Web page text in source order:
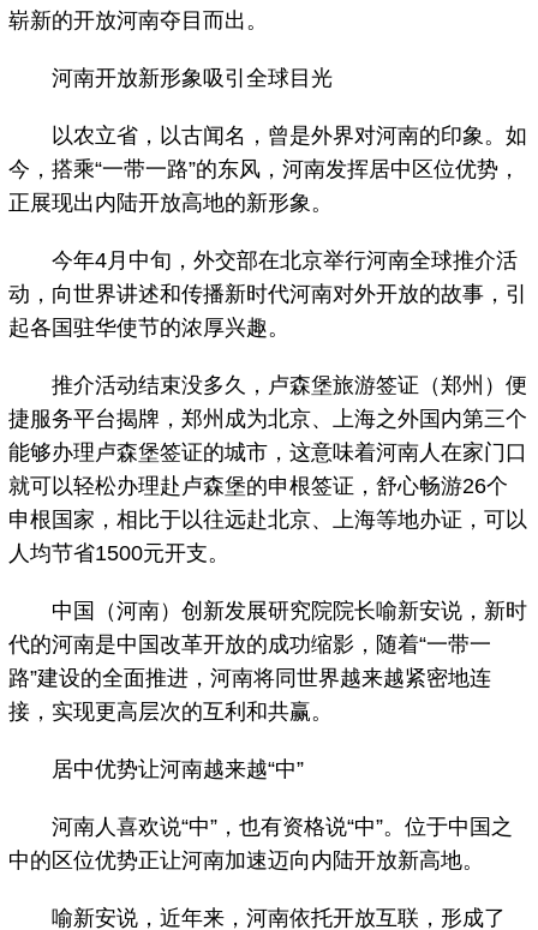
崭新的开放河南夺目而出。
河南开放新形象吸引全球目光
以农立省，以古闻名，曾是外界对河南的印象。如
今，搭乘“一带一路”的东风，河南发挥居中区位优势，
正展现出内陆开放高地的新形象。
今年4月中旬，外交部在北京举行河南全球推介活
动，向世界讲述和传播新时代河南对外开放的故事，引
起各国驻华使节的浓厚兴趣。
推介活动结束没多久，卢森堡旅游签证（郑州）便
捷服务平台揭牌，郑州成为北京、上海之外国内第三个
能够办理卢森堡签证的城市，这意味着河南人在家门口
就可以轻松办理赴卢森堡的申根签证，舒心畅游26个
申根国家，相比于以往远赴北京、上海等地办证，可以
人均节省1500元开支。
中国（河南）创新发展研究院院长喻新安说，新时
代的河南是中国改革开放的成功缩影，随着“一带一
路”建设的全面推进，河南将同世界越来越紧密地连
接，实现更高层次的互利和共赢。
居中优势让河南越来越“中”
河南人喜欢说“中”，也有资格说“中”。位于中国之
中的区位优势正让河南加速迈向内陆开放新高地。
喻新安说，近年来，河南依托开放互联，形成了